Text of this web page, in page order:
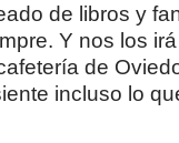
de libros y
Y nos los
de
incluso lo